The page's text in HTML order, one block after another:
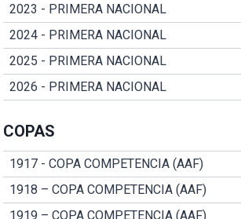
2023 - PRIMERA NACIONAL
2024 - PRIMERA NACIONAL
2025 - PRIMERA NACIONAL
2026 - PRIMERA NACIONAL
COPAS
1917 - COPA COMPETENCIA (AAF)
1918 – COPA COMPETENCIA (AAF)
1919 – COPA COMPETENCIA (AAF)